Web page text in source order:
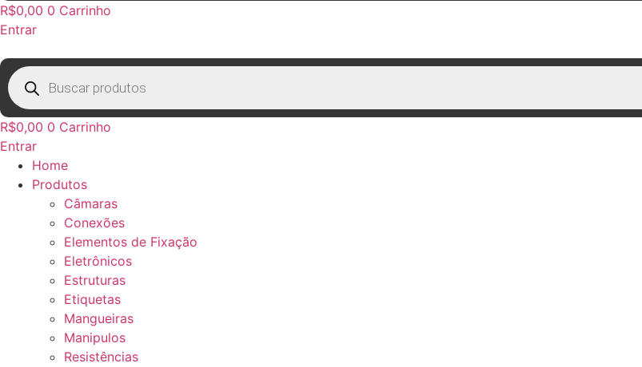
R$0,00 0 Carrinho
Entrar
Pesquisar
produtos
R$0,00 0 Carrinho
Entrar
Home
Produtos
Câmaras
Conexões
Elementos de Fixação
Eletrônicos
Estruturas
Etiquetas
Mangueiras
Manipulos
Resistências